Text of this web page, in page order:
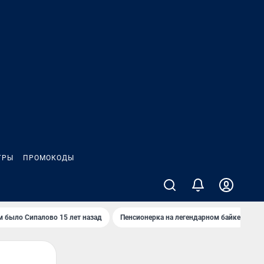
ПРОМОКОДЫ
было Сипалово 15 лет назад Пенсионерка на легендарном байке